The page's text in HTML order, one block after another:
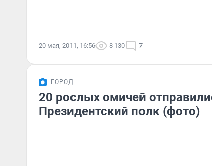
20 мая, 2011, 16:56 8 130 7
ГОРОД
20 рослых омичей
Президентский полк (фото)